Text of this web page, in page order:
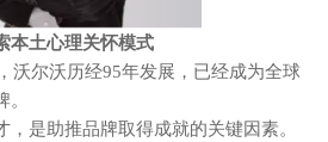
本土心理关怀模式
沃尔沃历经95年发展，已经成为全球
是助推品牌取得成就的关键因素。